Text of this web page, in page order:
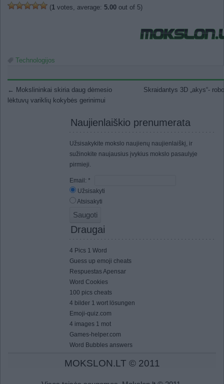
(1 votes, average: 5.00 out of 5)
Technologijos
Post navigation
← Mokslininkai skiria daug dėmesio
lėktuvų variklių kokybės gerinimui
Skraidantys 3D „akys“-
Naujienlaiškio prenumerata
Užsisakykite mokslo naujienų naujienlaiškį, ir
sužinokite naujausius įvykius mokslo pasaulyje
pirmieji.
Email: *
Užsisakyti
Atsisakyti
Draugai
4 Pics 1 Word
Guess up emoji cheats
Respuestas Apensar
Word Cookies
100 pics cheats
4 bilder 1 wort lösungen
Emoji-quiz.com
4 images 1 mot
Games-helper.com
Word Bubbles answers
MOKSLON.LT © 2011